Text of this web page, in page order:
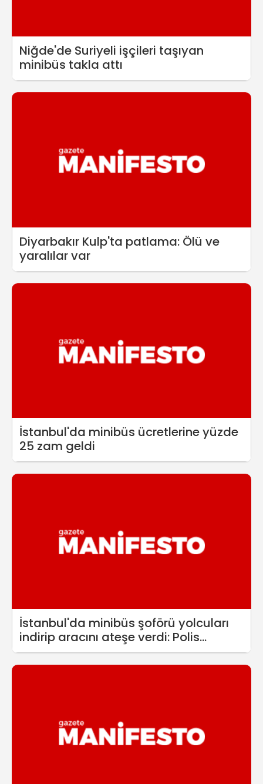
Niğde'de Suriyeli işçileri taşıyan
minibüs takla attı
Diyarbakır Kulp'ta patlama: Ölü ve
yaralılar var
İstanbul'da minibüs ücretlerine yüzde
25 zam geldi
İstanbul'da minibüs şoförü yolcuları
indirip aracını ateşe verdi: Polis
sürücüyü son anda indirdi